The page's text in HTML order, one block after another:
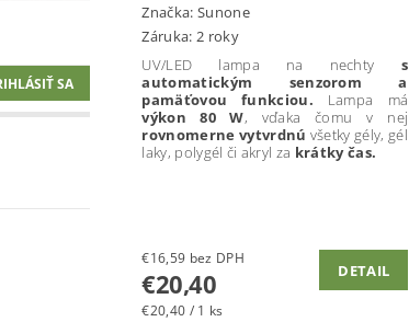
Značka: Sunone
Záruka: 2 roky
UV/LED lampa na nechty s
automatickým senzorom a
pamäťovou funkciou. Lampa má
výkon 80 W, vďaka čomu v nej
rovnomerne vytvrdnú všetky gély, gél
laky, polygél či akryl za krátky čas.
€16,59 bez DPH
€20,40
€20,40 / 1 ks
DETAIL